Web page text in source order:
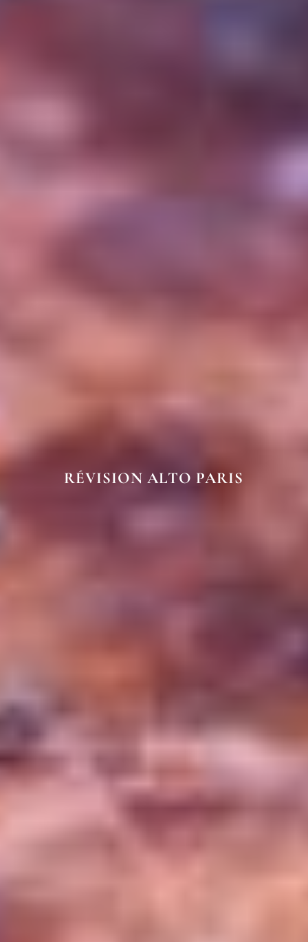
RÉVISION ALTO PARIS